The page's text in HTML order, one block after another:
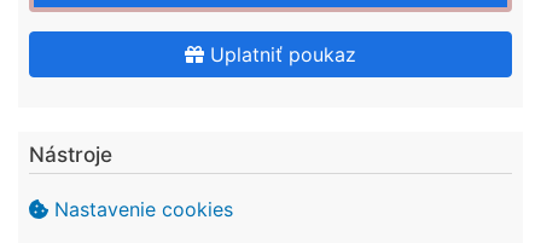
Uplatniť poukaz
Nástroje
Nastavenie cookies